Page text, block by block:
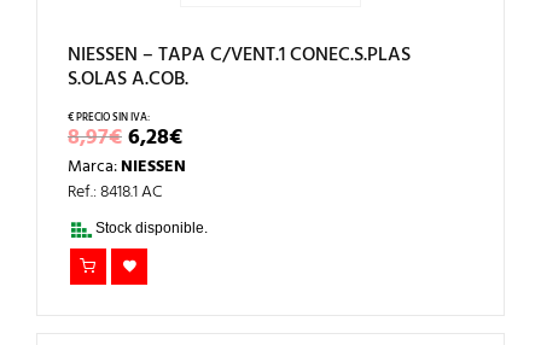
NIESSEN – TAPA C/VENT.1 CONEC.S.PLAS
S.OLAS A.COB.
8,97€EL
PRECIO
ORIGINAL
ERA:
8,97€.
6,28€EL
PRECIO
ACTUAL
6,28€.
Marca:NIESSEN
Ref.: 8418.1 AC
Stock disponible.